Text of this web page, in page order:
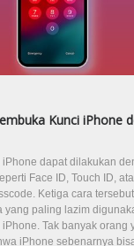
Kunci iPhone
iPhone dapat dilakukan
Face ID, Touch ID,
Ketiga cara tersebut
yang paling lazim
Tak banyak orang
iPhone sebenarnya